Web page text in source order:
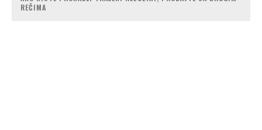
REČIMA